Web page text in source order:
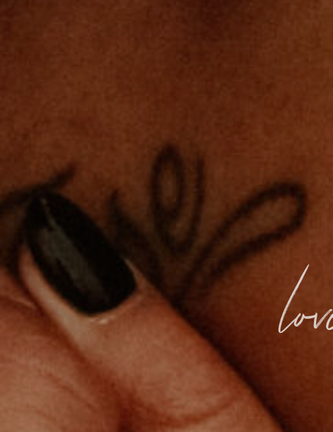
AUPhotographe - Reporter de Vie